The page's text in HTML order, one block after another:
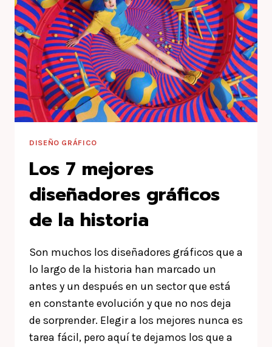
DISEÑO GRÁFICO
Los 7 mejores
diseñadores gráficos
de la historia
Son muchos los diseñadores gráficos que a
lo largo de la historia han marcado un
antes y un después en un sector que está
en constante evolución y que no nos deja
de sorprender. Elegir a los mejores nunca es
tarea fácil, pero aquí te dejamos los que a